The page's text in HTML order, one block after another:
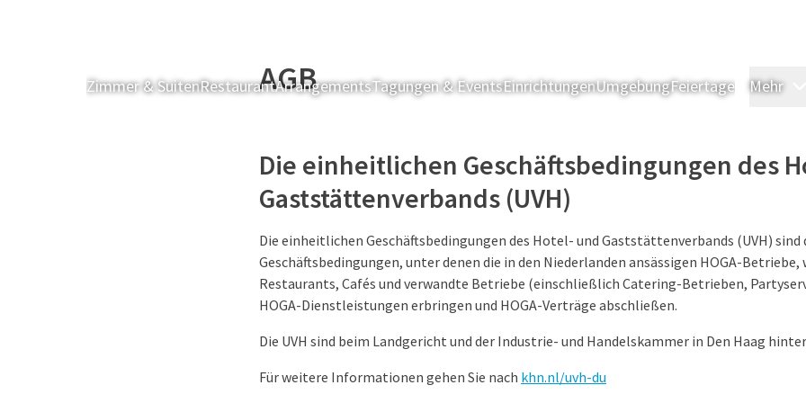
Zimmer & SuitenRestaurantArrangementsTagungen & EventsEinrichtungenUmgebungFeiertage Mehr
AGB
Die einheitlichen Geschäftsbedingungen des
Gaststättenverbands (UVH)
Die einheitlichen Geschäftsbedingungen des Hotel- und Gaststättenverbands (UVH) sind
Geschäftsbedingungen, unter denen die in den Niederlanden ansässigen HOGA-Betriebe,
Restaurants, Cafés und verwandte Betriebe (einschließlich Catering-Betrieben,
HOGA-Dienstleistungen erbringen und HOGA-Verträge abschließen.
Die UVH sind beim Landgericht und der Industrie- und Handelskammer in Den Haag
Für weitere Informationen gehen Sie nach khn.nl/uvh-du